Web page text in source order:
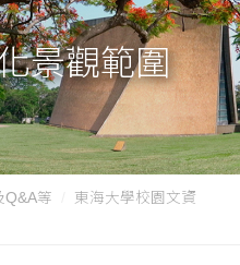
景觀範圍
Q&A等
東海大學校園文資